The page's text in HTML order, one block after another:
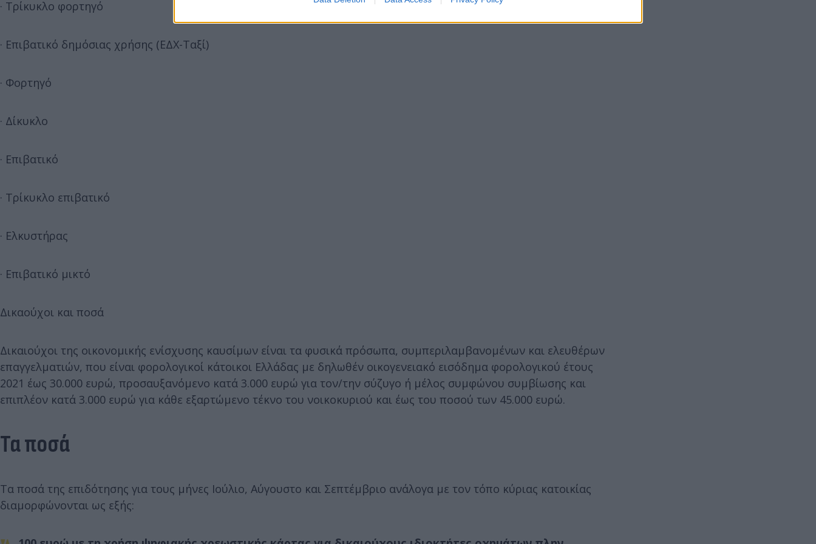
· Τρίκυκλο φορτηγό
· Επιβατικό δημόσιας χρήσης (ΕΔΧ-Ταξί)
· Φορτηγό
· Δίκυκλο
· Επιβατικό
· Τρίκυκλο επιβατικό
· Ελκυστήρας
· Επιβατικό μικτό
Δικαούχοι και ποσά
Δικαιούχοι της οικονομικής ενίσχυσης καυσίμων είναι τα φυσικά πρόσωπα, συμπεριλαμβανομένων και ελευθέρων
επαγγελματιών, που είναι φορολογικοί κάτοικοι Ελλάδας με δηλωθέν οικογενειακό εισόδημα φορολογικού έτους
2021 έως 30.000 ευρώ, προσαυξανόμενο κατά 3.000 ευρώ για τον/την σύζυγο ή μέλος συμφώνου συμβίωσης και
επιπλέον κατά 3.000 ευρώ για κάθε εξαρτώμενο τέκνο του νοικοκυριού και έως του ποσού των 45.000 ευρώ.
Τα ποσά
Τα ποσά της επιδότησης για τους μήνες Ιούλιο, Αύγουστο και Σεπτέμβριο ανάλογα με τον τόπο κύριας κατοικίας
διαμορφώνονται ως εξής: